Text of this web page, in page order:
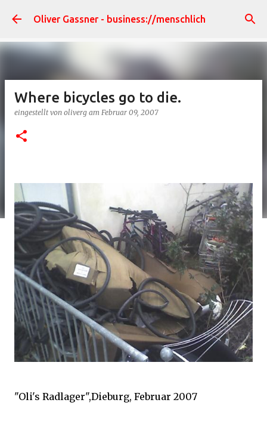
Direkt zum Hauptbereich
Oliver Gassner - business://menschlich
Where bicycles go to die.
eingestellt von oliverg am Februar 09, 2007
"Oli's Radlager",Dieburg, Februar 2007